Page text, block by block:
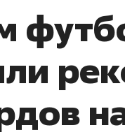
бизнес может
минимум
выйти на зарубежные
Оман?